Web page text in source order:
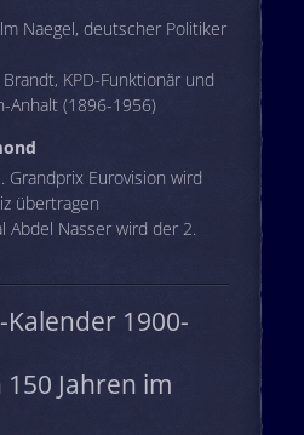
Naegel, deutscher Politiker
KPD-Funktionär und
Anhalt (1896-1956)
Grandprix Eurovision wird
übertragen
Abdel Nasser wird der 2.
1900-
Jahren im